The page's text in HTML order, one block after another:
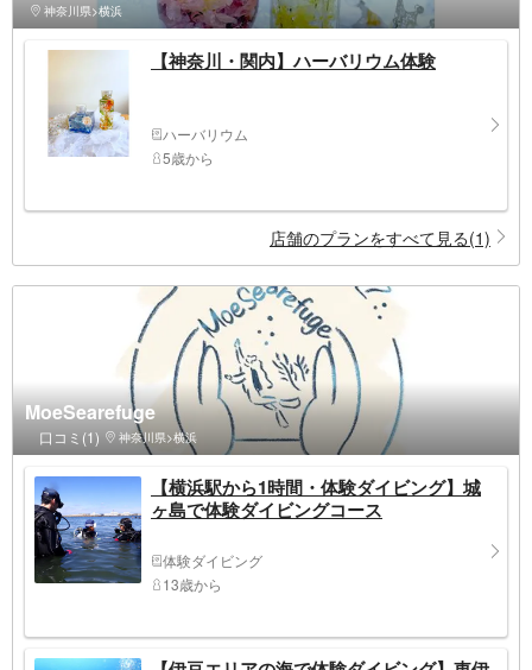
神奈川県>横浜
【神奈川・関内】ハーバリウム体験
ハーバリウム
5歳から
店舗のプランをすべて見る(1)
MoeSearefuge
口コミ(1) 神奈川県>横浜
【横浜駅から1時間・体験ダイビング】城
ヶ島で体験ダイビングコース
体験ダイビング
13歳から